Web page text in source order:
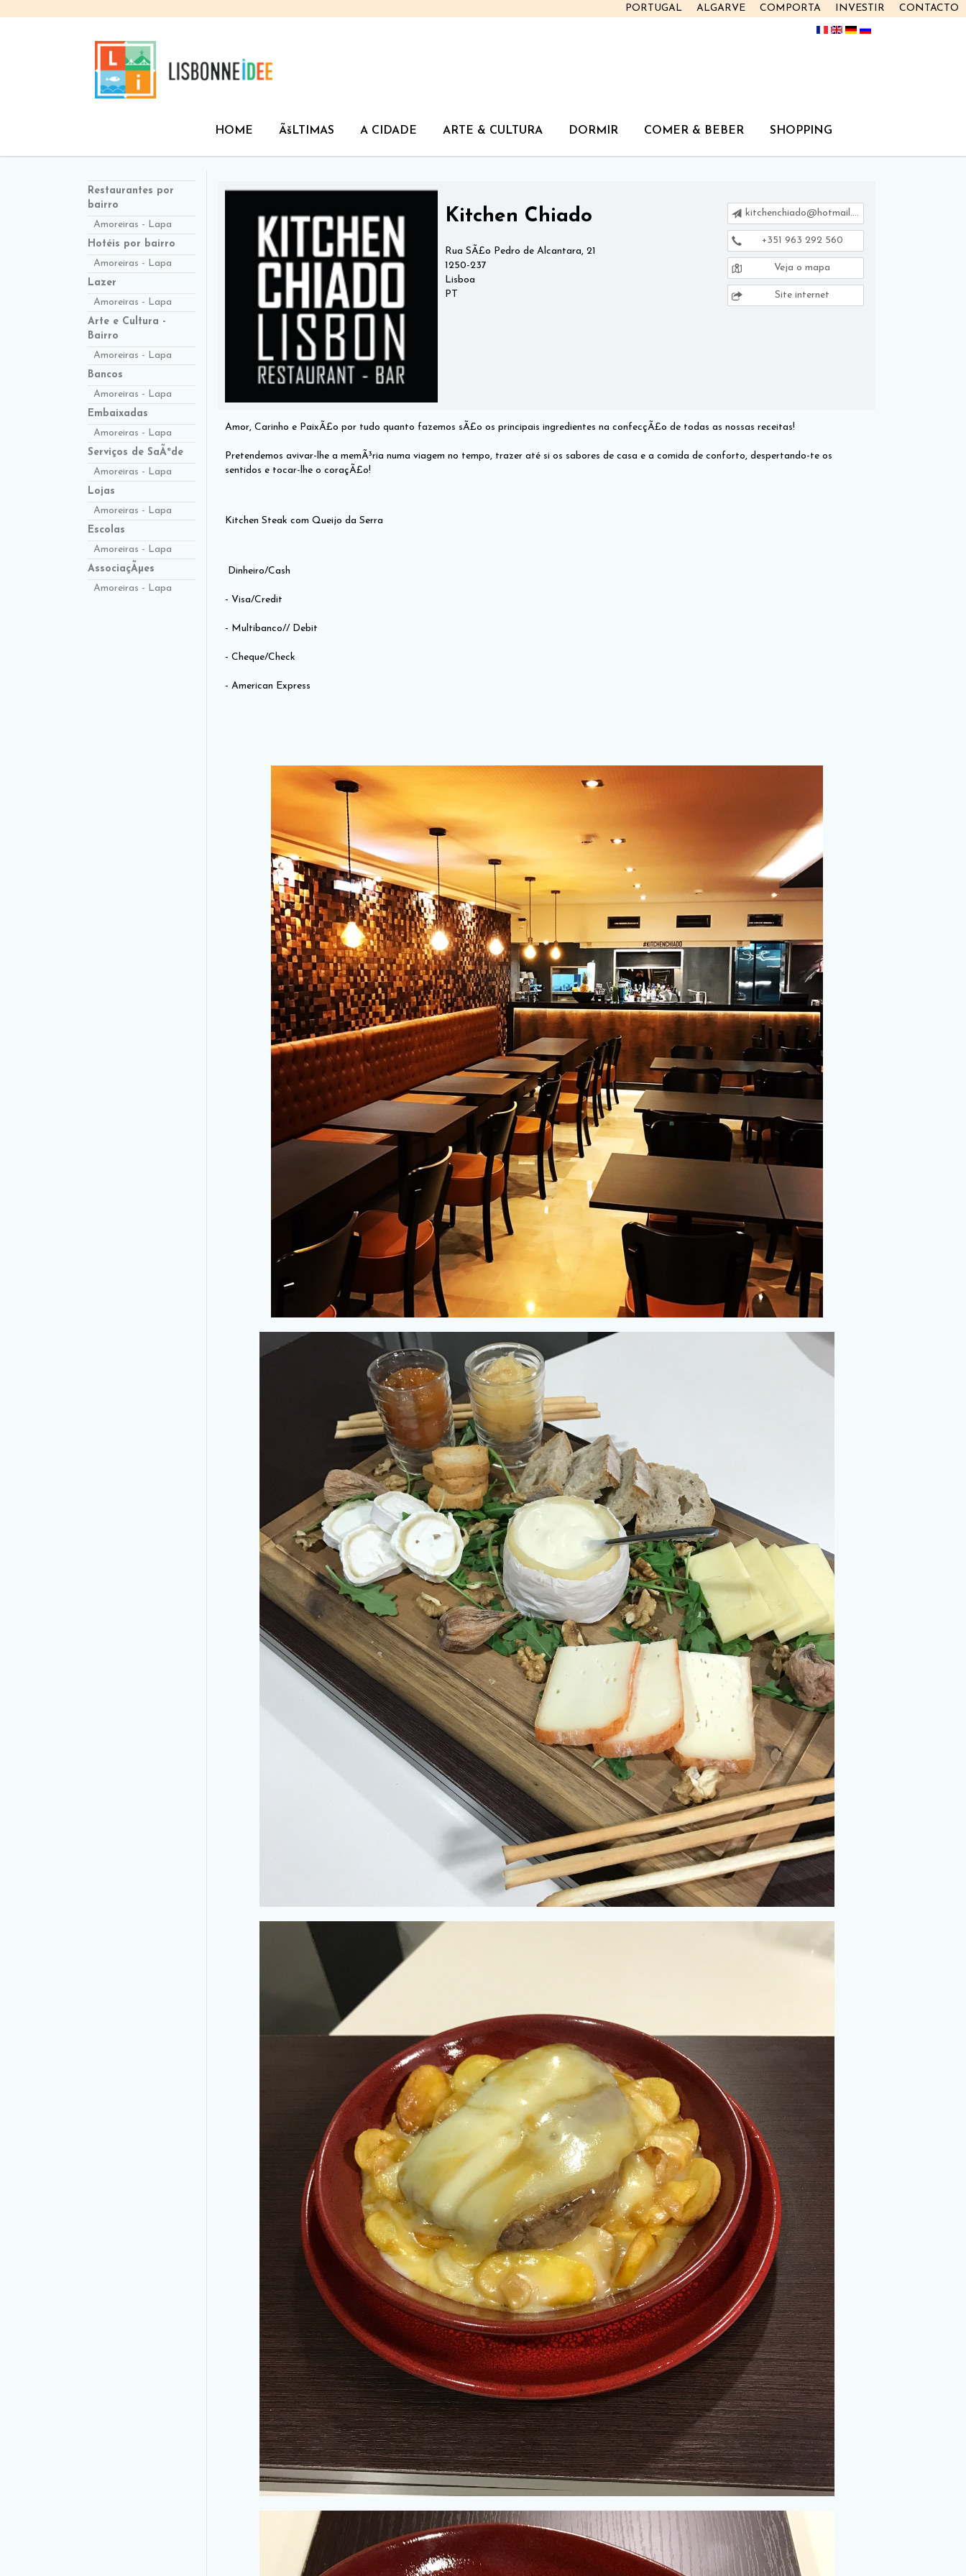
CONTACTO
INVESTIR
COMPORTA
ALGARVE
PORTUGAL
HOME ÃšLTIMAS A CIDADE ARTE & CULTURA DORMIR COMER & BEBER SHOPPING
Restaurantes por
bairro
Amoreiras - Lapa
Hotéis por bairro
Amoreiras - Lapa
Lazer
Amoreiras - Lapa
Arte e Cultura -
Bairro
Amoreiras - Lapa
Bancos
Amoreiras - Lapa
Embaixadas
Amoreiras - Lapa
Serviços de SaÃºde
Amoreiras - Lapa
Lojas
Amoreiras - Lapa
Escolas
Amoreiras - Lapa
AssociaçÃµes
Amoreiras - Lapa
Kitchen Chiado
Rua SÃ£o Pedro de Alcantara, 21
1250-237
Lisboa
PT
kitchenchiado@hotmail.com
+351 963 292 560
Veja o mapa
Site internet
Amor, Carinho e PaixÃ£o por tudo quanto fazemos sÃ£o os principais ingredientes na confecçÃ£o de todas as nossas receitas!
Pretendemos avivar-lhe a memÃ³ria numa viagem no tempo, trazer até si os sabores de casa e a comida de conforto, despertando-te os
sentidos e tocar-lhe o coraçÃ£o!
Kitchen Steak com Queijo da Serra
Dinheiro/Cash
- Visa/Credit
- Multibanco// Debit
- Cheque/Check
- American Express